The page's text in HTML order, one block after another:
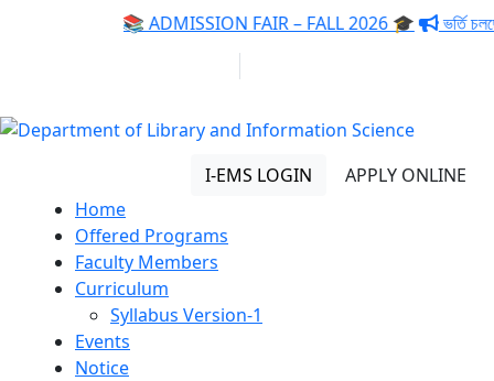
📚 ADMISSION FAIR – FALL 2026 🎓
ভর্তি চলছে
Information Science
I-EMS LOGIN
APPLY ONLINE
Home
Offered Programs
Faculty Members
Curriculum
Syllabus Version-1
Events
Notice